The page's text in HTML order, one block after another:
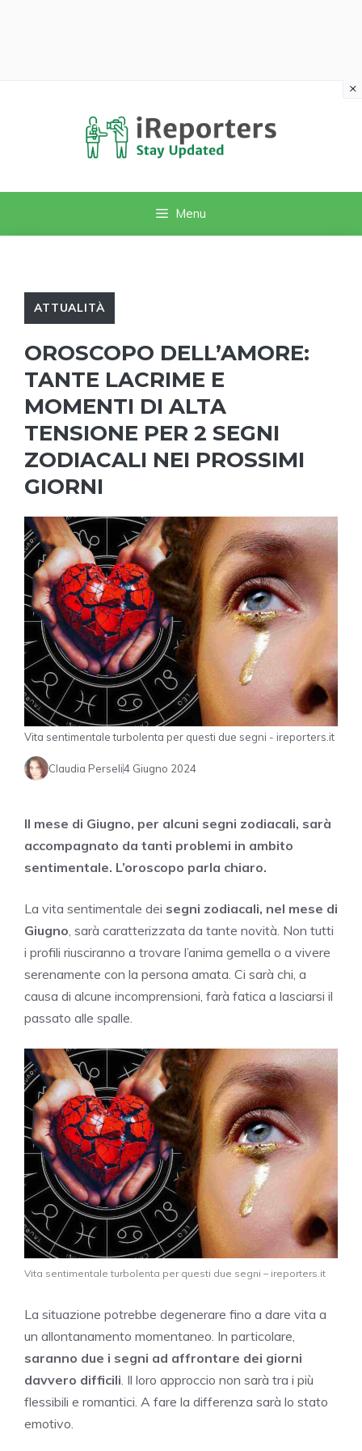
Menu
ATTUALITÀ
OROSCOPO DELL’AMORE:
TANTE LACRIME E
MOMENTI DI ALTA
TENSIONE PER 2 SEGNI
ZODIACALI NEI PROSSIMI
GIORNI
Vita sentimentale turbolenta per questi due segni - ireporters.it
Claudia Perseli4 Giugno 2024
Il mese di Giugno, per alcuni segni zodiacali, sarà
accompagnato da tanti problemi in ambito
sentimentale. L’oroscopo parla chiaro.
La vita sentimentale dei segni zodiacali, nel mese di
Giugno, sarà caratterizzata da tante novità. Non tutti
i profili riusciranno a trovare l’anima gemella o a vivere
serenamente con la persona amata. Ci sarà chi, a
causa di alcune incomprensioni, farà fatica a lasciarsi il
passato alle spalle.
Vita sentimentale turbolenta per questi due segni – ireporters.it
La situazione potrebbe degenerare fino a dare vita a
un allontanamento momentaneo. In particolare,
saranno due i segni ad affrontare dei giorni
davvero difficili . Il loro approccio non sarà tra i più
flessibili e romantici. A fare la differenza sarà lo stato
emotivo.
×